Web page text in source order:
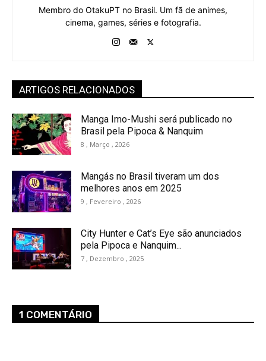
Membro do OtakuPT no Brasil. Um fã de animes,
cinema, games, séries e fotografia.
ARTIGOS RELACIONADOS
Manga Imo-Mushi será publicado no
Brasil pela Pipoca & Nanquim
8 , Março , 2026
Mangás no Brasil tiveram um dos
melhores anos em 2025
9 , Fevereiro , 2026
City Hunter e Cat’s Eye são anunciados
pela Pipoca e Nanquim...
7 , Dezembro , 2025
1 COMENTÁRIO